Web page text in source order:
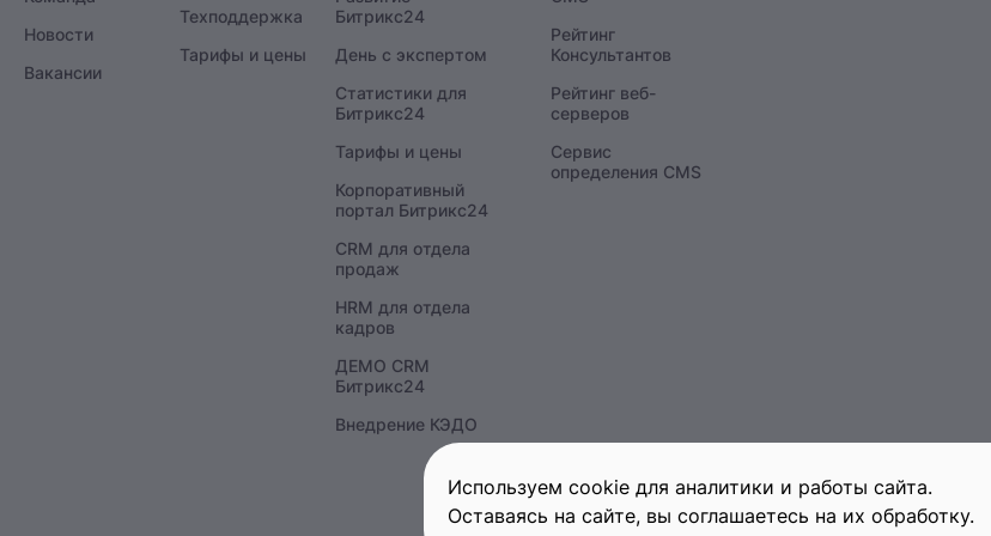
Новости
Вакансии
Техподдержка
Тарифы и цены
Битрикс24
День с экспертом
Статистики для
Битрикс24
Тарифы и цены
Корпоративный
портал Битрикс24
CRM для отдела
продаж
HRM для отдела
кадров
ДЕМО CRM
Битрикс24
Внедрение КЭДО
Рейтинг
Консультантов
Рейтинг веб-
серверов
Сервис
определения CMS
Используем cookie для аналитики и работы сайта.
Оставаясь на сайте, вы соглашаетесь на их обработку.